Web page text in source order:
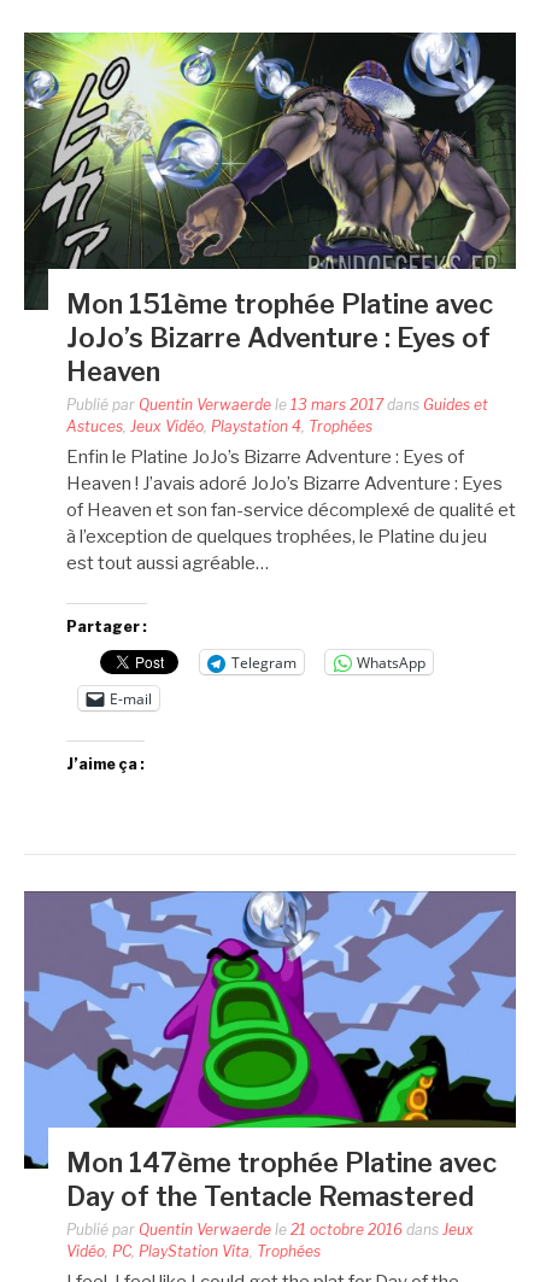
Mon 151ème trophée Platine avec
JoJo’s Bizarre Adventure : Eyes of
Heaven
Publié par Quentin Verwaerde le 13 mars 2017dans Guides et
Astuces Jeux Vidéo Playstation 4 Trophées
Enfin le Platine JoJo’s Bizarre Adventure : Eyes of
Heaven ! J’avais adoré JoJo’s Bizarre Adventure : Eyes
of Heaven et son fan-service décomplexé de qualité et
à l’exception de quelques trophées, le Platine du jeu
est tout aussi agréable…
Partager :
Telegram
WhatsApp
E-mail
J’aime ça :
Mon 147ème trophée Platine avec
Day of the Tentacle Remastered
Publié par Quentin Verwaerde le 21 octobre 2016 dans Jeux
Vidéo PC, PlayStation Vita Trophées